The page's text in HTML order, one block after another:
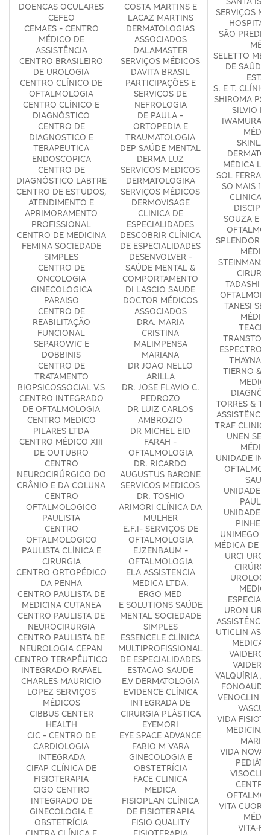
DOENCAS OCULARES
CEFEO
CEMAES - CENTRO
MÉDICO DE
ASSISTÊNCIA
CENTRO BRASILEIRO
DE UROLOGIA
CENTRO CLÍNICO DE
OFTALMOLOGIA
CENTRO CLÍNICO E
DIAGNÓSTICO
CENTRO DE
DIAGNOSTICO E
TERAPEUTICA
ENDOSCOPICA
CENTRO DE
DIAGNÓSTICO LABTRE
CENTRO DE ESTUDOS,
ATENDIMENTO E
APRIMORAMENTO
PROFISSIONAL
CENTRO DE MEDICINA
FEMINA SOCIEDADE
SIMPLES
CENTRO DE
ONCOLOGIA
GINECOLOGICA
PARAISO
CENTRO DE
REABILITAÇÃO
FUNCIONAL
SEPAROWIC E
DOBBINIS
CENTRO DE
TRATAMENTO
BIOPSICOSSOCIAL V.S
CENTRO INTEGRADO
DE OFTALMOLOGIA
CENTRO MEDICO
PILARES LTDA
CENTRO MÉDICO XIII
DE OUTUBRO
CENTRO
NEUROCIRÚRGICO DO
CRÂNIO E DA COLUNA
CENTRO
OFTALMOLOGICO
PAULISTA
CENTRO
OFTALMOLOGICO
PAULISTA CLÍNICA E
CIRURGIA
CENTRO ORTOPÉDICO
DA PENHA
CENTRO PAULISTA DE
MEDICINA CUTANEA
CENTRO PAULISTA DE
NEUROCIRURGIA
CENTRO PAULISTA DE
NEUROLOGIA CEPAN
CENTRO TERAPÊUTICO
INTEGRADO RAFAEL
CHARLES MAURICIO
LOPEZ SERVIÇOS
MÉDICOS
CIBBUS CENTER
HEALTH
CIC - CENTRO DE
CARDIOLOGIA
INTEGRADA
CIFAP CLÍNICA DE
FISIOTERAPIA
CIGO CENTRO
INTEGRADO DE
GINECOLOGIA E
OBSTETRÍCIA
COSTA MARTINS E
LACAZ MARTINS
DERMATOLOGIAS
ASSOCIADOS
DALAMASTER
SERVIÇOS MÉDICOS
DAVITA BRASIL
PARTICIPAÇÕES E
SERVIÇOS DE
NEFROLOGIA
DE PAULA -
ORTOPEDIA E
TRAUMATOLOGIA
DEP SAÚDE MENTAL
DERMA LUZ
SERVICOS MEDICOS
DERMATOLOGIKA
SERVIÇOS MÉDICOS
DERMOVISAGE
CLINICA DE
ESPECIALIDADES
DESCOBRIR CLÍNICA
DE ESPECIALIDADES
DESENVOLVER -
SAÚDE MENTAL &
COMPORTAMENTO
DI LASCIO SAUDE
DOCTOR MÉDICOS
ASSOCIADOS
DRA. MARIA
CRISTINA
MALIMPENSA
MARIANA
DR JOAO NELLO
ARILLA
DR. JOSE FLAVIO C.
PEDROZO
DR LUIZ CARLOS
AMBROZIO
DR MICHEL EID
FARAH -
OFTALMOLOGIA
DR. RICARDO
AUGUSTUS BARONE
SERVICOS MEDICOS
DR. TOSHIO
ARIMORI CLÍNICA DA
MULHER
E.F.I- SERVIÇOS DE
OFTALMOLOGIA
EJZENBAUM -
OFTALMOLOGIA
ELA ASSISTENCIA
MEDICA LTDA.
ERGO MED
E SOLUTIONS SAÚDE
MENTAL SOCIEDADE
SIMPLES
ESSENCELE CLÍNICA
MULTIPROFISSIONAL
DE ESPECIALIDADES
ESTACAO SAUDE
E.V DERMATOLOGIA
EVIDENCE CLÍNICA
INTEGRADA DE
CIRURGIA PLÁSTICA
EYEMORI
EYE SPACE ADVANCE
FABIO M VARA
GINECOLOGIA E
OBSTETRÍCIA
FACE CLINICA
MEDICA
FISIOPLAN CLÍNICA
DE FISIOTERAPIA
FISIO QUALITY
SERVIÇOS
SÃO PREDE
MÉD
SELETTO
DE SAÚDE
S. E T.
SHIROMA
SILVIO
IWAMURA
MÉDICA
SOL
SO MAIS 1
CLINICA
SOUZA E
SPLENDOR
STEINMANS
TADASHI &
TANESI
ESPECTRO
THAYNA
TIERNO &
TORRES &
TRAF
UNEN
UNIDADE
UNIDADE
UNIDADE
UNIMEGO
MÉDICA DE
URCI
URON
UTICLIN
MEDICA
VALQUÍRIA A
VENOCLIN
VIDA
MEDICINA
VIDA NOVA
VITA CUORI
VITA-